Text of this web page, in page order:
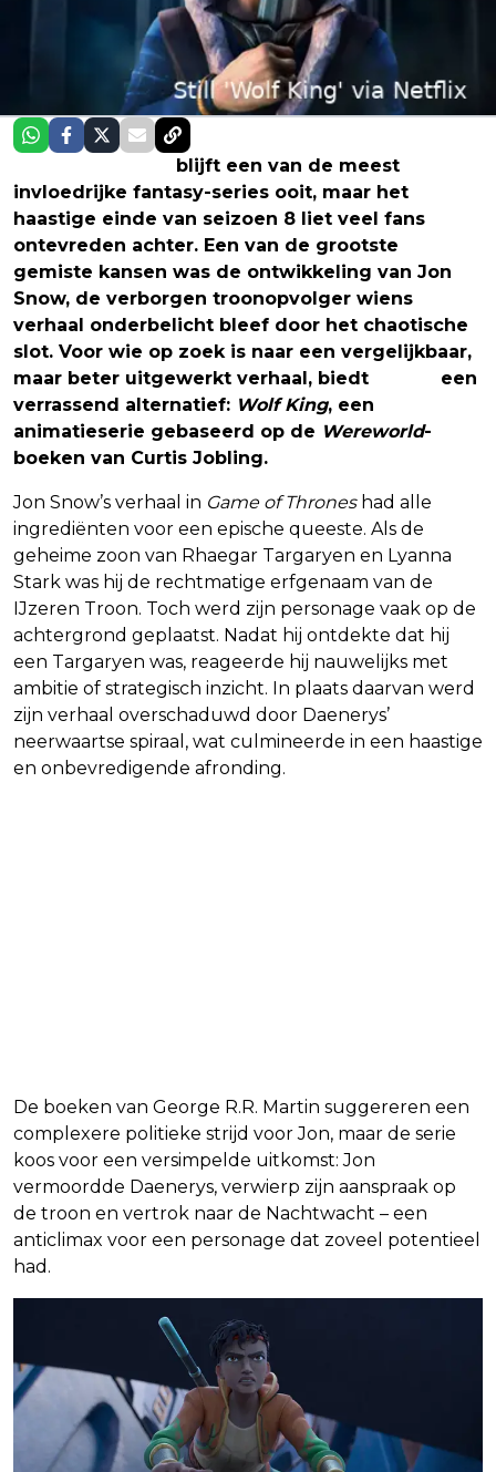
blijft een van de meest
invloedrijke fantasy-series ooit, maar het
haastige einde van seizoen 8 liet veel fans
ontevreden achter. Een van de grootste
gemiste kansen was de ontwikkeling van Jon
Snow, de verborgen troonopvolger wiens
verhaal onderbelicht bleef door het chaotische
slot. Voor wie op zoek is naar een vergelijkbaar,
maar beter uitgewerkt verhaal, biedt
een
verrassend alternatief: Wolf King, een
animatieserie gebaseerd op de Wereworld-
boeken van Curtis Jobling.
Jon Snow’s verhaal in Game of Throneshad alle
ingrediënten voor een epische queeste. Als de
geheime zoon van Rhaegar Targaryen en Lyanna
Stark was hij de rechtmatige erfgenaam van de
IJzeren Troon. Toch werd zijn personage vaak op de
achtergrond geplaatst. Nadat hij ontdekte dat hij
een Targaryen was, reageerde hij nauwelijks met
ambitie of strategisch inzicht. In plaats daarvan werd
zijn verhaal overschaduwd door Daenerys’
neerwaartse spiraal, wat culmineerde in een haastige
en onbevredigende afronding.
De boeken van George R.R. Martin suggereren een
complexere politieke strijd voor Jon, maar de serie
koos voor een versimpelde uitkomst: Jon
vermoordde Daenerys, verwierp zijn aanspraak op
de troon en vertrok naar de Nachtwacht – een
anticlimax voor een personage dat zoveel potentieel
had.